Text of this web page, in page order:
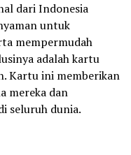
dari Indonesia
untuk
mempermudah
adalah kartu
Kartu ini memberikan
mereka dan
seluruh dunia.